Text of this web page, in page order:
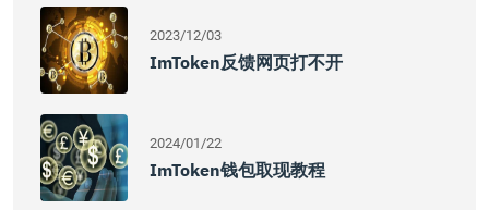
2023/12/03
ImToken反馈网页打不开
2024/01/22
ImToken钱包取现教程